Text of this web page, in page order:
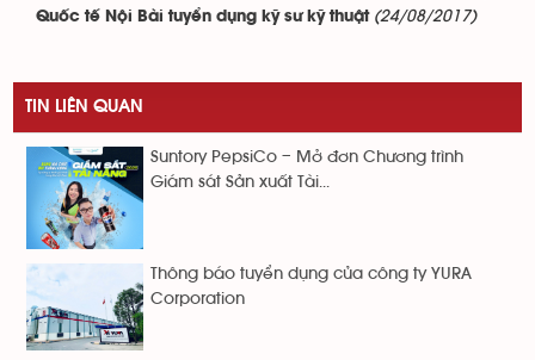
Quốc tế Nội Bài tuyển dụng kỹ sư kỹ thuật (24/08/2017)
TIN LIÊN QUAN
Suntory PepsiCo – Mở đơn Chương trình
Giám sát Sản xuất Tài...
Thông báo tuyển dụng của công ty YURA
Corporation